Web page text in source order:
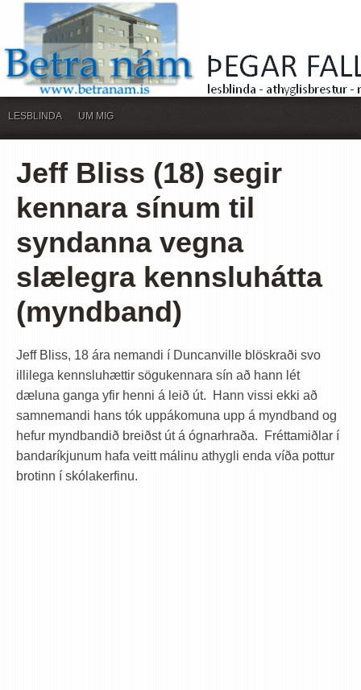
LESBLINDA UM MIG
Jeff Bliss (18) segir
kennara sínum til
syndanna vegna
slælegra kennsluhátta
(myndband)
Jeff Bliss, 18 ára nemandi í Duncanville blöskraði svo
illilega kennsluhættir sögukennara sín að hann lét
dæluna ganga yfir henni á leið út. Hann vissi ekki að
samnemandi hans tók uppákomuna upp á myndband og
hefur myndbandið breiðst út á ógnarhraða. Fréttamiðlar í
bandaríkjunum hafa veitt málinu athygli enda víða pottur
brotinn í skólakerfinu.